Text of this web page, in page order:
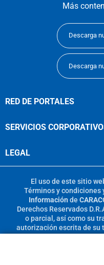
Más
Descarga
Descarga
RED DE PORTALES
SERVICIOS
LEGAL
El uso de este sitio
Términos y condiciones
Información de
Derechos Reservados
o parcial, así como su
autorización escrita de su